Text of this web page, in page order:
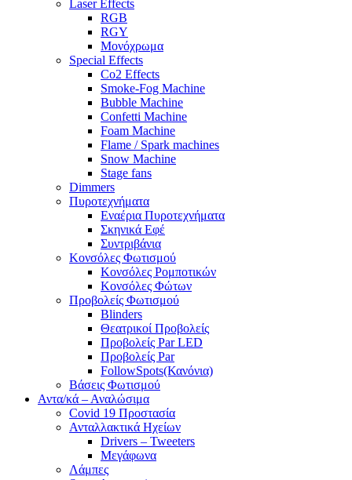
Laser Effects
RGB
RGY
Μονόχρωμα
Special Effects
Co2 Effects
Smoke-Fog Machine
Bubble Machine
Confetti Machine
Foam Machine
Flame / Spark machines
Snow Machine
Stage fans
Dimmers
Πυροτεχνήματα
Εναέρια Πυροτεχνήματα
Σκηνικά Εφέ
Συντριβάνια
Κονσόλες Φωτισμού
Κονσόλες Ρομποτικών
Κονσόλες Φώτων
Προβολείς Φωτισμού
Blinders
Θεατρικοί Προβολείς
Προβολείς Par LED
Προβολείς Par
FollowSpots(Κανόνια)
Βάσεις Φωτισμού
Αντα/κά – Αναλώσιμα
Covid 19 Προστασία
Ανταλλακτικά Ηχείων
Drivers – Tweeters
Μεγάφωνα
Λάμπες